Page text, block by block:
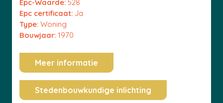
Epc-Waarde: 528
Epc certificaat: Ja
Type: Woning
Bouwjaar: 1970
Meer informatie
Stedenbouwkundige inlichting